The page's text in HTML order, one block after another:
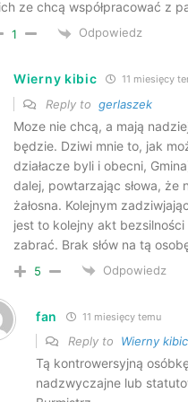
ze chcą współpracować z
1 Odpowiedz
Wierny kibic 11 miesięcy
Reply to gerlaszek
Moze nie chcą, a mają
będzie. Dziwi mnie to, jak
działacze byli i obecni,
dalej, powtarzając słowa, że
żałosna. Kolejnym
jest to kolejny akt
zabrać. Brak słów na tą
5 Odpowiedz
fan 11 miesięcy temu
Reply to Wierny kibic
Tą kontrowersyjną
nadzwyczajne lub